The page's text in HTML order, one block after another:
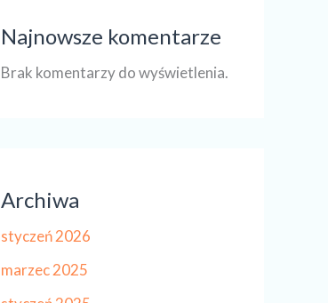
Najnowsze komentarze
Brak komentarzy do wyświetlenia.
Archiwa
styczeń 2026
marzec 2025